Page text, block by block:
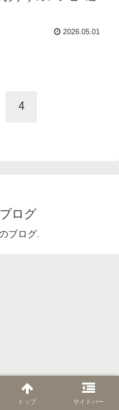
2026.05.01
4
ログ
ブログ.
トップ サイドバー